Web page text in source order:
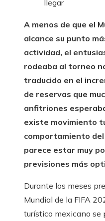
A menos de que el
alcance su punto
actividad, el
rodeaba al torneo
traducido en el
de reservas que
anfitriones
existe movimiento
comportamiento
parece estar muy
previsiones más
Durante los meses
Mundial de la FIFA
turístico mexicano se